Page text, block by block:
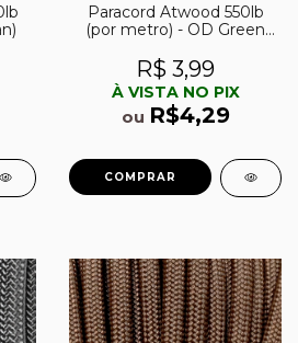
Paracord Atwood 550lb
(por metro) - OD Green
R$ 3,99
À VISTA NO PIX
ou R$4,29